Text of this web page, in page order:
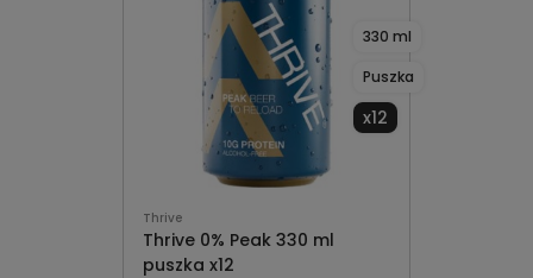
Thrive
Thrive 0% Peak 330 ml
puszka x12
330 ml
Puszka
x12